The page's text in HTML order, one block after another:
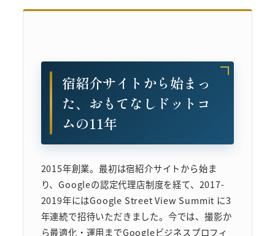
宿紹介サイトから始まっ
た、おもてなしドットコ
ムの11年
2015年創業。最初は宿紹介サイトから始ま
り、Googleの認定代理店制度を経て、2017-
2019年にはGoogle Street View Summit に3
年連続で招待いただきました。今では、撮影か
ら最適化・運用までGoogleビジネスプロフィ